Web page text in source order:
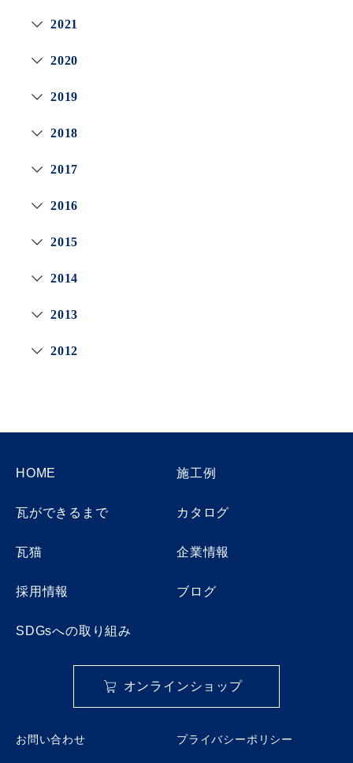
2021
2020
2019
2018
2017
2016
2015
2014
2013
2012
HOME 施工例
瓦ができるまで カタログ
瓦猫 企業情報
採用情報 ブログ
SDGsへの取り組み
オンラインショップ
お問い合わせ プライバシーポリシー